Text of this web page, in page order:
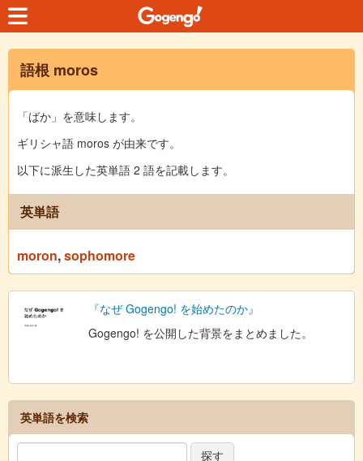
語根 moros
「ばか」を意味します。
ギリシャ語 moros が由来です。
以下に派生した英単語 2 語を記載します。
英単語
moron,sophomore
『なぜ Gogengo! を始めたのか』
Gogengo! を公開した背景をまとめました。
英単語を検索